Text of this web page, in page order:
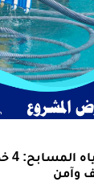
وآمن